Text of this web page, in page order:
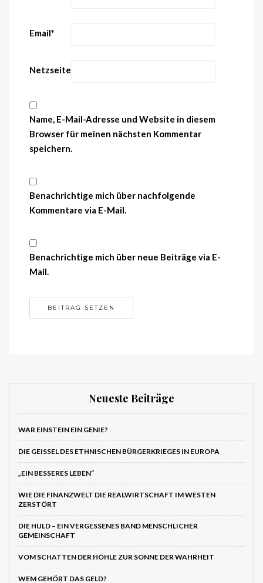
Email*
Netzseite
Name, E-Mail-Adresse und Website in diesem
Browser für meinen nächsten Kommentar
speichern.
Benachrichtige mich über nachfolgende
Kommentare via E-Mail.
Benachrichtige mich über neue Beiträge via E-
Mail.
Neueste Beiträge
WAR EINSTEIN EIN GENIE?
DIE GEISSEL DES ETHNISCHEN BÜRGERKRIEGES IN EUROPA
„EIN BESSERES LEBEN“
WIE DIE FINANZWELT DIE REALWIRTSCHAFT IM WESTEN
ZERSTÖRT
DIE HULD – EIN VERGESSENES BAND MENSCHLICHER
GEMEINSCHAFT
VOM SCHATTEN DER HÖHLE ZUR SONNE DER WAHRHEIT
WEM GEHÖRT DAS GELD?